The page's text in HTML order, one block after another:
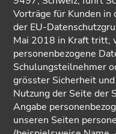
Vorträge für Kunden in
der EU-
Mai 2018 in Kraft tritt,
personenbezogene
Schulungsteilnehmer
grösster Sicherheit
Nutzung der Seite der
Angabe
unseren Seiten